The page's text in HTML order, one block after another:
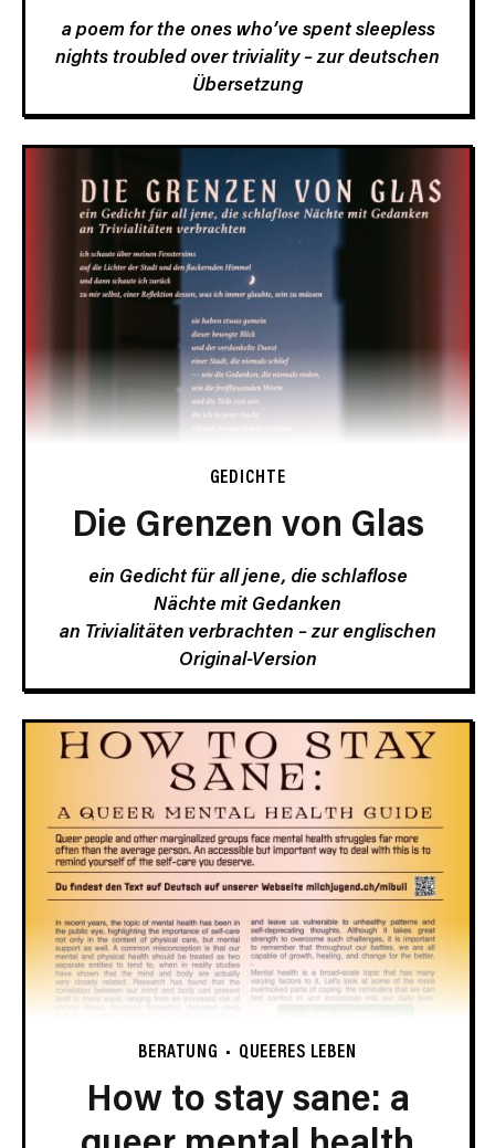
a poem for the ones who’ve spent sleepless
nights troubled over triviality –zur deutschen
Übersetzung
GEDICHTE
Die Grenzen von Glas
ein Gedicht für all jene, die schlaflose
Nächte mit Gedanken
an Trivialitäten verbrachten –zur englischen
Original-Version
BERATUNG QUEERES LEBEN
How to stay sane: a